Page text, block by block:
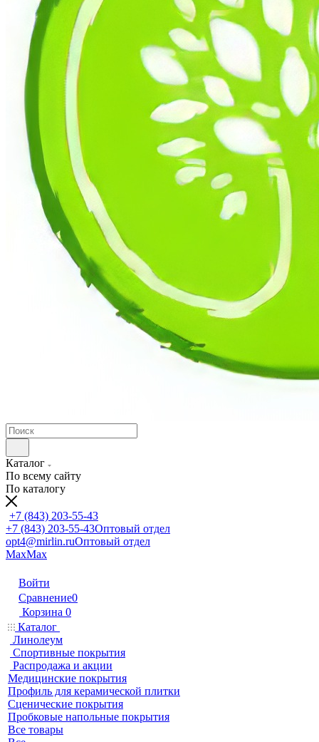
Каталог
По всему сайту
По каталогу
+7 (843) 203-55-43
+7 (843) 203-55-43Оптовый отдел
opt4@mirlin.ruОптовый отдел
MaxMax
Войти
Сравнение0
Корзина 0
Каталог
Линолеум
Спортивные покрытия
Распродажа и акции
Медицинские покрытия
Профиль для керамической плитки
Сценические покрытия
Пробковые напольные покрытия
Все товары